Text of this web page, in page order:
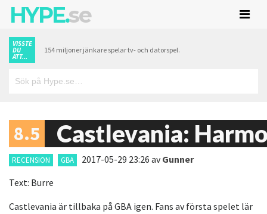
HYPE.se
VISSTE
DU
ATT...
154 miljoner jänkare spelar tv- och datorspel.
8.5 Castlevania:
RECENSION GBA 2017-05-29 23:26 avGunner
Text: Burre
Castlevania är tillbaka på GBA igen. Fans av första spelet lär